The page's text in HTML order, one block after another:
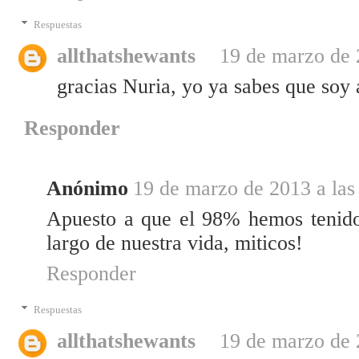
Respuestas
allthatshewants
19 de marzo de
gracias Nuria, yo ya sabes que
Responder
Anónimo 19 de marzo de 2013 a
Apuesto a que el 98% hemos
largo de nuestra vida, miticos!
Responder
Respuestas
allthatshewants
19 de marzo de